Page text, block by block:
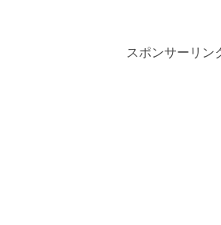
スポンサーリン